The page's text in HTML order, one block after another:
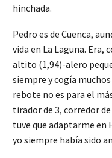
hinchada.
Pedro es de Cuenca,
vida en La Laguna. Era,
altito (1,94)-alero
siempre y cogía
rebote no es para el
tirador de 3, corredor
tuve que adaptarme en
yo siempre había sido